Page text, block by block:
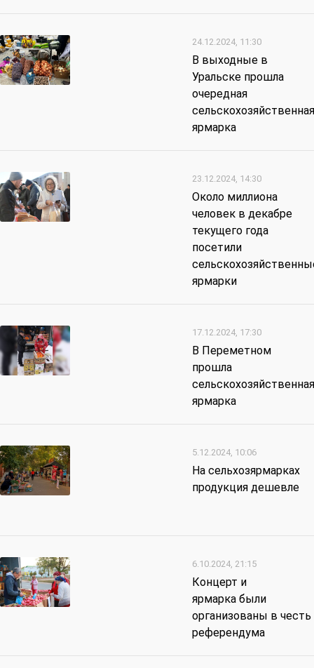
24.12.2024, 11:30
В выходные в
Уральске прошла
очередная
сельскохозяйственная
ярмарка
23.12.2024, 14:30
Около миллиона
человек в декабре
текущего года
посетили
ярмарки
17.12.2024, 17:30
В Переметном
прошла
сельскохозяйственная
ярмарка
5.12.2024, 10:06
На сельхозярмарках
продукция дешевле
6.10.2024, 21:15
Концерт и
ярмарка были
организованы в честь
референдума